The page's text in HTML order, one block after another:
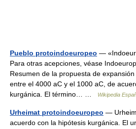
Pueblo protoindoeuropeo —
Para otras acepciones, véase
Resumen de la propuesta de
entre el 4000 aC y el 1000 aC, de
kurgánica. El término… …
Wikipedia
Urheimat protoindoeuropeo —
acuerdo con la hipótesis kurgánica. El